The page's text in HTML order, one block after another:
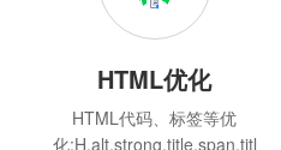
HTML优化
HTML代码、标签等优
化:H,alt,strong,title,span,titl